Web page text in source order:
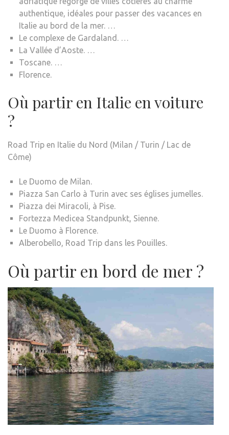
authentique, idéales pour passer des vacances en
Italie au bord de la mer. …
Le complexe de Gardaland. …
La Vallée d’Aoste. …
Toscane. …
Florence.
Où partir en Italie en voiture
?
Road Trip en Italie du Nord (Milan / Turin / Lac de
Côme)
Le Duomo de Milan.
Piazza San Carlo à Turin avec ses églises jumelles.
Piazza dei Miracoli, à Pise.
Fortezza Medicea Standpunkt, Sienne.
Le Duomo à Florence.
Alberobello, Road Trip dans les Pouilles.
Où partir en bord de mer ?